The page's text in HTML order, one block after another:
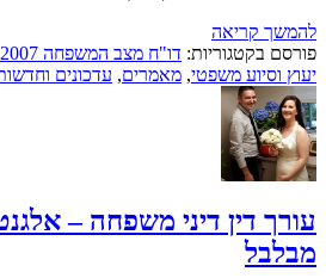
להמשך קריאה
פורסם בקטגוריות: דו"ח מצב המשפחה 2007
יעוץ וסיוע משפטי, מאמרים, עדכונים
עורך דין דיני משפחה –
מבלבל